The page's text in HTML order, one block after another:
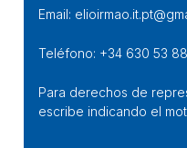
Email:
Teléfono: +34 630 53
Para derechos de
escribe indicando el